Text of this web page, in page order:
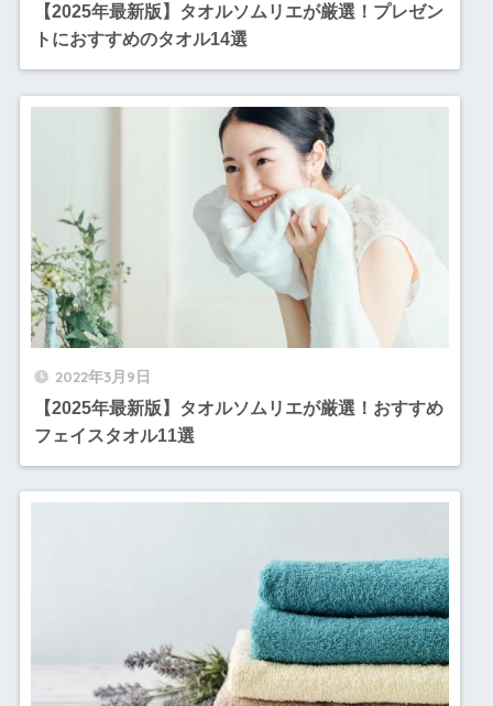
【2025年最新版】タオルソムリエが厳選！プレゼン
トにおすすめのタオル14選
2022年3月9日
【2025年最新版】タオルソムリエが厳選！おすすめ
フェイスタオル11選